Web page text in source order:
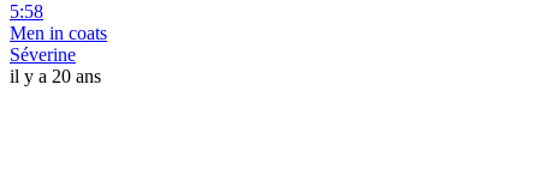
5:58
Men in coats
Séverine
il y a 20 ans